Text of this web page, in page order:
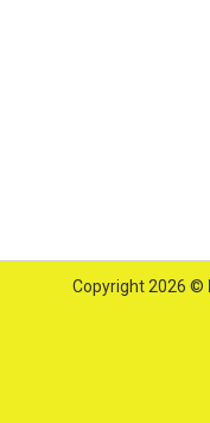
Copyright 2026 ©